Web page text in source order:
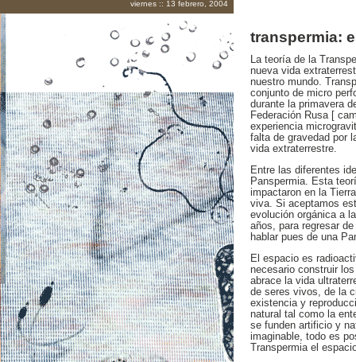
viernes :: 13 febrero, 2004
transpermia:
La teoría de la
nueva vida
nuestro mundo.
conjunto de micro
durante la primavera
Federación Rusa [
experiencia
falta de gravedad por
vida extraterrestre.
Entre las diferentes
Panspermia. Esta
impactaron en la
viva. Si aceptamos
evolución orgánica a
años, para regresar
hablar pues de una
El espacio es
necesario construir
abrace la vida
de seres vivos, de la
existencia y
natural tal como la
se funden artificio y
imaginable, todo es
Transpermia el